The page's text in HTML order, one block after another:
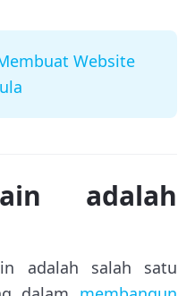
Website
adalah
adalah salah satu